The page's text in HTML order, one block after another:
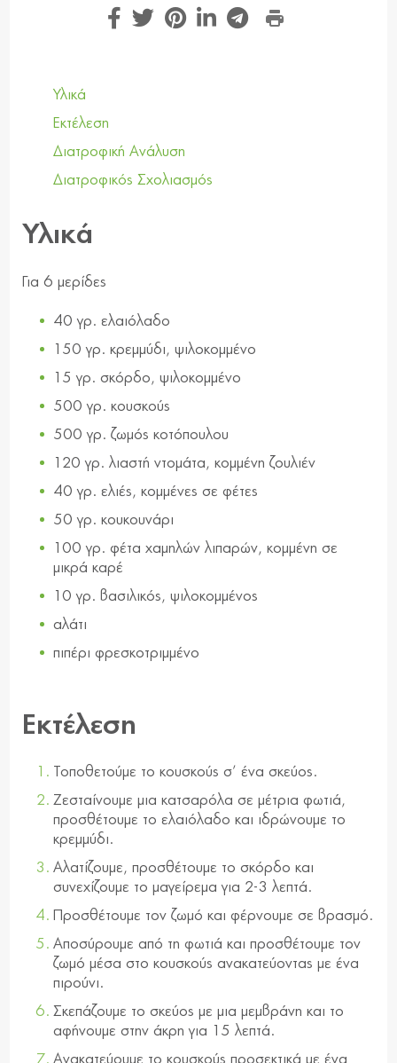
Υλικά
Εκτέλεση
Διατροφική Ανάλυση
Διατροφικός Σχολιασμός
Υλικά
Για 6 μερίδες
40 γρ. ελαιόλαδο
150 γρ. κρεμμύδι, ψιλοκομμένο
15 γρ. σκόρδο, ψιλοκομμένο
500 γρ. κουσκούς
500 γρ. ζωμός κοτόπουλου
120 γρ. λιαστή ντομάτα, κομμένη ζουλιέν
40 γρ. ελιές, κομμένες σε φέτες
50 γρ. κουκουνάρι
100 γρ. φέτα χαμηλών λιπαρών, κομμένη σε
μικρά καρέ
10 γρ. βασιλικός, ψιλοκομμένος
αλάτι
πιπέρι φρεσκοτριμμένο
Εκτέλεση
Τοποθετούμε το κουσκούς σ’ ένα σκεύος.
Ζεσταίνουμε μια κατσαρόλα σε μέτρια φωτιά,
προσθέτουμε το ελαιόλαδο και ιδρώνουμε το
κρεμμύδι.
Αλατίζουμε, προσθέτουμε το σκόρδο και
συνεχίζουμε το μαγείρεμα για 2-3 λεπτά.
Προσθέτουμε τον ζωμό και φέρνουμε σε βρασμό.
Αποσύρουμε από τη φωτιά και προσθέτουμε τον
ζωμό μέσα στο κουσκούς ανακατεύοντας με ένα
πιρούνι.
Σκεπάζουμε το σκεύος με μια μεμβράνη και το
αφήνουμε στην άκρη για 15 λεπτά.
Ανακατεύουμε το κουσκούς προσεκτικά με ένα